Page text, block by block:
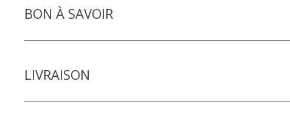
BON À SAVOIR
LIVRAISON